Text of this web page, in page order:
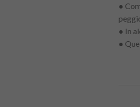
●
● In
●